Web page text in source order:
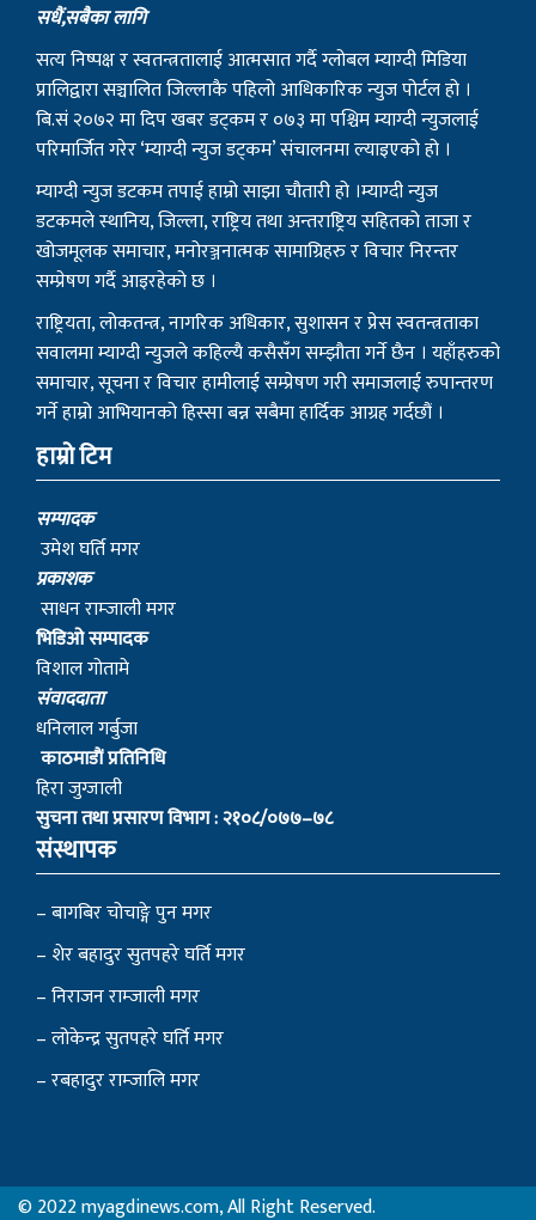
सधैं,सबैका लागि
सत्य निष्पक्ष र स्वतन्त्रतालाई आत्मसात गर्दै ग्लोबल म्याग्दी मिडिया
प्रालिद्वारा सञ्चालित जिल्लाकै पहिलो आधिकारिक न्युज पोर्टल हो ।
बि.सं २०७२ मा दिप खबर डट्कम र ०७३ मा पश्चिम म्याग्दी न्युजलाई
परिमार्जित गरेर ‘म्याग्दी न्युज डट्कम’ संचालनमा ल्याइएको हो ।
म्याग्दी न्युज डटकम तपाई हाम्रो साझा चौतारी हो ।म्याग्दी न्युज
डटकमले स्थानिय, जिल्ला, राष्ट्रिय तथा अन्तराष्ट्रिय सहितको ताजा र
खोजमूलक समाचार, मनोरञ्जनात्मक सामाग्रिहरु र विचार निरन्तर
सम्प्रेषण गर्दै आइरहेको छ ।
राष्ट्रियता, लोकतन्त्र, नागरिक अधिकार, सुशासन र प्रेस स्वतन्त्रताका
सवालमा म्याग्दी न्युजले कहिल्यै कसैसँग सम्झौता गर्ने छैन । यहाँहरुको
समाचार, सूचना र विचार हामीलाई सम्प्रेषण गरी समाजलाई रुपान्तरण
गर्ने हाम्रो आभियानको हिस्सा बन्न सबैमा हार्दिक आग्रह गर्दछौं ।
हाम्रो टिम
सम्पादक
उमेश घर्ति मगर
प्रकाशक
साधन राम्जाली मगर
भिडिओ सम्पादक
विशाल गोतामे
स‌ंवाददाता
धनिलाल गर्बुजा
काठमाडाैं प्रतिनिधि
हिरा जुग्जाली
सुचना तथा प्रसारण विभाग : २१०८/०७७–७८
संस्थापक
– बागबिर चोचाङ्गे पुन मगर
– शेर बहादुर सुतपहरे घर्ति मगर
– निराजन राम्जाली मगर
– लोकेन्द्र सुतपहरे घर्ति मगर
– रबहादुर राम्जालि मगर
© 2022 myagdinews.com, All Right Reserved.